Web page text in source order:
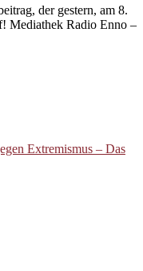
1.
Beitrag
der gestern, am 8.
Mediathek Radio Enno –
Extremismus – Das